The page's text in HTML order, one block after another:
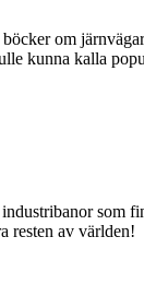
om
kunna kalla
som
resten av världen!